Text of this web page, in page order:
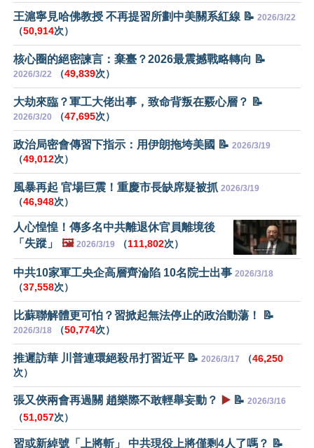
王滬寧見哈佛教授 不再提習所劃中美關系紅線 📝 2026/3/22
（50,914次）
核心圈的絕密諫言：棄臺？2026最震撼戰略轉向 📝
2026/3/22 （49,839次）
大劫來臨？軍工大佬出事，致命背叛在覈心層？ 📝
2026/3/20 （47,695次）
政治局密會傳習下指示：用伊朗拖垮美國 📝 2026/3/19
（49,012次）
風暴再起 官場巨震！重慶市長缺席疑被抓 2026/3/19
（46,948次）
人心惶惶！傳多名中共離退休官員離境後
「失蹤」
🖼️ 2026/3/19 （111,802次）
中共10家軍工央企高層齊淪陷 10名院士出事 2026/3/18
（37,558次）
比蘇聯解體更可怕？習掀起無法停止的政治動蕩！ 📝
2026/3/18 （50,774次）
推遲訪華 川普連環絕殺吊打習近平 📝 2026/3/17 （46,250
次）
張又俠兩會再過關 趙樂際不敢輕舉妄動？ ▶️ 📝 2026/3/16
（51,057次）
習或新綽號「上將斬」 中共現役上將僅剩4人了嗎？ 📝